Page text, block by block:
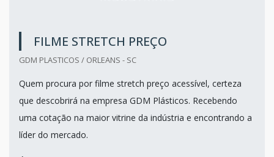
FILME STRETCH PREÇO
GDM PLASTICOS / ORLEANS - SC
Quem procura por filme stretch preço acessível, certeza
que descobrirá na empresa GDM Plásticos. Recebendo
uma cotação na maior vitrine da indústria e encontrando a
líder do mercado.